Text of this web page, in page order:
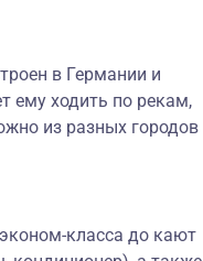
в Германии и
ему ходить по рекам,
из разных городов
класса до кают